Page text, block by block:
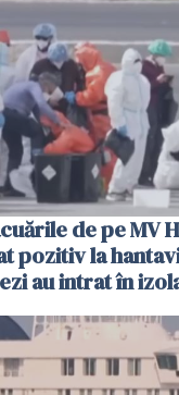
de pe MV
pozitiv la
au intrat în